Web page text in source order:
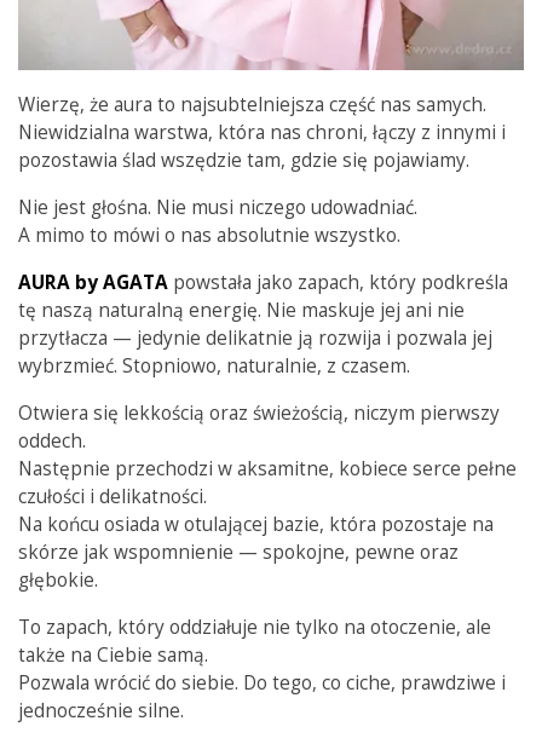
Wierzę, że aura to najsubtelniejsza część nas samych.
Niewidzialna warstwa, która nas chroni, łączy z innymi i
pozostawia ślad wszędzie tam, gdzie się pojawiamy.
Nie jest głośna. Nie musi niczego udowadniać.
A mimo to mówi o nas absolutnie wszystko.
AURA by AGATA powstała jako zapach, który podkreśla
tę naszą naturalną energię. Nie maskuje jej ani nie
przytłacza — jedynie delikatnie ją rozwija i pozwala jej
wybrzmieć. Stopniowo, naturalnie, z czasem.
Otwiera się lekkością oraz świeżością, niczym pierwszy
oddech.
Następnie przechodzi w aksamitne, kobiece serce pełne
czułości i delikatności.
Na końcu osiada w otulającej bazie, która pozostaje na
skórze jak wspomnienie — spokojne, pewne oraz
głębokie.
To zapach, który oddziałuje nie tylko na otoczenie, ale
także na Ciebie samą.
Pozwala wrócić do siebie. Do tego, co ciche, prawdziwe i
jednocześnie silne.